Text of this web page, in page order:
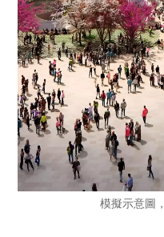
模擬示意圖